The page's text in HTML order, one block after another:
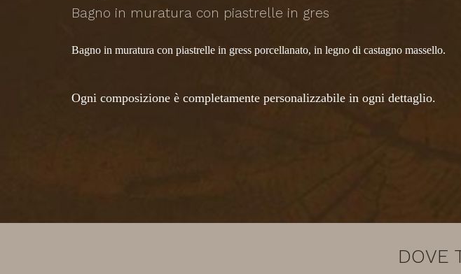
Bagno in muratura con piastrelle in gres
Bagno in muratura con piastrelle in gress porcellanato, in legno di castagno massello.
Ogni composizione è completamente personalizzabile in ogni dettaglio.
DOVE